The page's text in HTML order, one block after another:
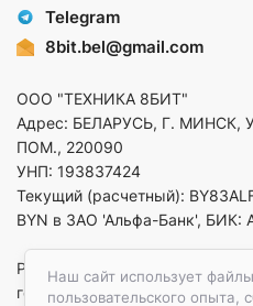
Наш сайт использует
пользовательского опыта,
Telegram
8bit.bel@gmail.com
ООО "ТЕХНИКА 8БИТ"
Адрес: БЕЛАРУСЬ, Г.
ПОМ., 220090
УНП: 193837424
Текущий (расчетный):
BYN в ЗАО 'Альфа-Банк', БИК:
Регистрация в торговом
горисполком